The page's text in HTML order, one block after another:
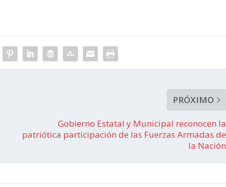
PRÓXIMO
Gobierno Estatal y Municipal reconocen la
patriótica participación de las Fuerzas Armadas de
la Nación